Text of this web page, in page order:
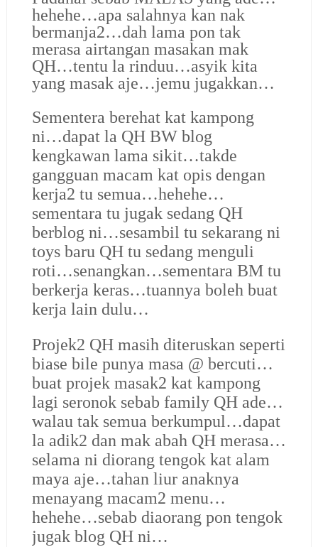
hehehe…apa salahnya kan nak
bermanja2…dah lama pon tak
merasa airtangan masakan mak
QH…tentu la rinduu…asyik kita
yang masak aje…jemu jugakkan…
Sementera berehat kat kampong
ni…dapat la QH BW blog
kengkawan lama sikit…takde
gangguan macam kat opis dengan
kerja2 tu semua…hehehe…
sementara tu jugak sedang QH
berblog ni…sesambil tu sekarang ni
toys baru QH tu sedang menguli
roti…senangkan…sementara BM tu
berkerja keras…tuannya boleh buat
kerja lain dulu…
Projek2 QH masih diteruskan seperti
biase bile punya masa @ bercuti…
buat projek masak2 kat kampong
lagi seronok sebab family QH ade…
walau tak semua berkumpul…dapat
la adik2 dan mak abah QH merasa…
selama ni diorang tengok kat alam
maya aje…tahan liur anaknya
menayang macam2 menu…
hehehe…sebab diaorang pon tengok
jugak blog QH ni…